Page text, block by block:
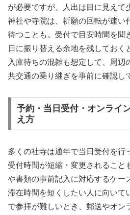
が必要ですが、人出は目に見えて
神社や寺院は、祈願の回転が速い
待つことも。受付で目安時間を聞
日に振り替える余地を残しておく
入庫待ちの混雑も想定して、周辺
共交通の乗り継ぎを事前に確認し
予約・当日受付・オンライ
え方
多くの社寺は通年で当日受付を行
受付時間が短縮・変更されること
や書類の事前記入に対応するケー
滞在時間を短くしたい人に向いて
で参拝が難しいとき、郵送やオン